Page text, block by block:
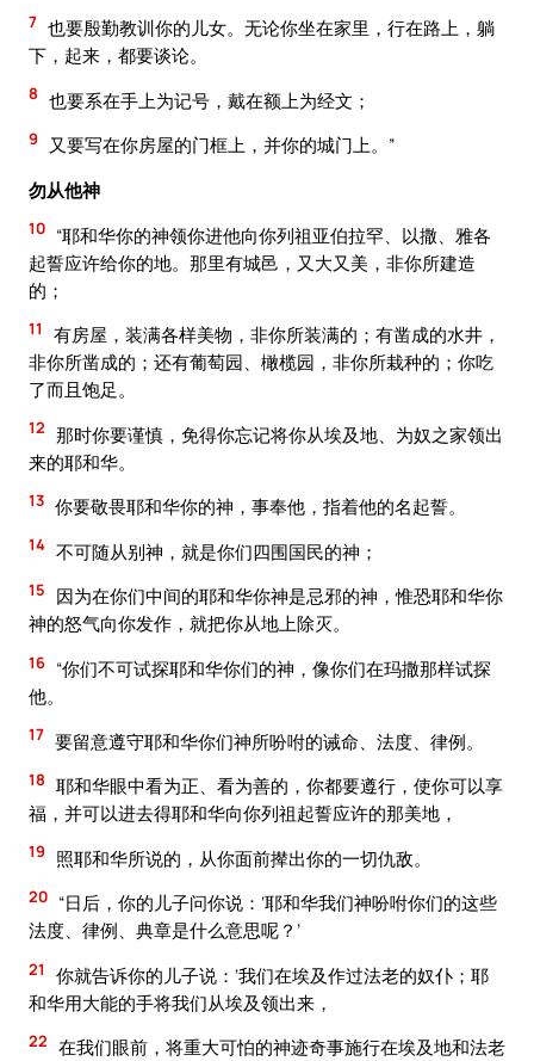
7 也要殷勤教训你的儿女。无论你坐在家里，行在路上，躺
下，起来，都要谈论。
8 也要系在手上为记号，戴在额上为经文；
9
又要写在你房屋的门框上，并你的城门上。”
勿从他神
10 “耶和华你的神领你进他向你列祖亚伯拉罕、以撒、雅各
起誓应许给你的地。那里有城邑，又大又美，非你所建造
的；
11
有房屋，装满各样美物，非你所装满的；有凿成的水井，
非你所凿成的；还有葡萄园、橄榄园，非你所栽种的；你吃
了而且饱足。
12 那时你要谨慎，免得你忘记将你从埃及地、为奴之家领出
来的耶和华。
13 你要敬畏耶和华你的神，事奉他，指着他的名起誓。
14 不可随从别神，就是你们四围国民的神；
15
因为在你们中间的耶和华你神是忌邪的神，惟恐耶和华你
神的怒气向你发作，就把你从地上除灭。
16 “你们不可试探耶和华你们的神，像你们在玛撒那样试探
他。
17 要留意遵守耶和华你们神所吩咐的诫命、法度、律例。
18 耶和华眼中看为正、看为善的，你都要遵行，使你可以享
福，并可以进去得耶和华向你列祖起誓应许的那美地，
19 照耶和华所说的，从你面前撵出你的一切仇敌。
20 “日后，你的儿子问你说：‘耶和华我们神吩咐你们的这些
法度、律例、典章是什么意思呢？’
21
你就告诉你的儿子说：‘我们在埃及作过法老的奴仆；耶
和华用大能的手将我们从埃及领出来，
22 在我们眼前，将重大可怕的神迹奇事施行在埃及地和法老